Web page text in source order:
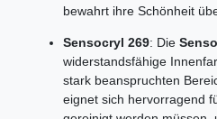
bewahrt ihre Schönheit
Sensocryl 269: Die
widerstandsfähige
stark beanspruchten
eignet sich hervorragend